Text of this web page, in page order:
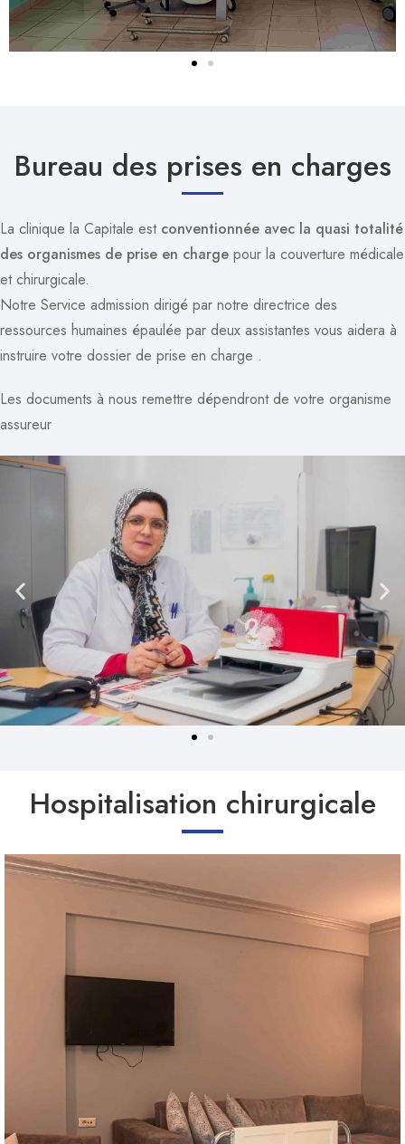
Bureau des prises en charges
La clinique la Capitale est conventionnée avec la quasi totalité
des organismes de prise en charge pour la couverture médicale
et chirurgicale.
Notre Service admission dirigé par notre directrice des
ressources humaines épaulée par deux assistantes vous aidera à
instruire votre dossier de prise en charge .
Les documents à nous remettre dépendront de votre organisme
assureur
Hospitalisation chirurgicale
- Boiseries murales .
- Lit et matelas médicaux totalements électriques mobilisés par
télécommande.
Salon attenant offrant quate places assises.
patientes hospitalisées au niveau des suites. Repas à la carte ( à
- Salle de bain complète (douche , bidet, toilettes, lavabo)
Refrigérateur ,télévision ,climatisation automatique,placard
individuel.